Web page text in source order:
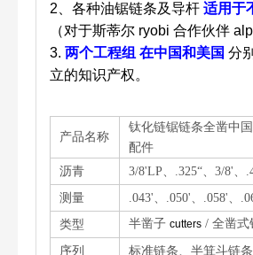
2、各种油锯链条及导杆 适用于
（对于斯蒂尔 ryobi 合作伙伴
3. 两个工程组 在中国和美国 分
立的知识产权。
产品名称
钛化链锯链条全凿中
配件
沥青
3/8'LP、.325“、3/8'、
测量
.043'、.050'、.058'、
类型
半凿子 cutters / 全凿式
序列
标准链条、半箕斗链